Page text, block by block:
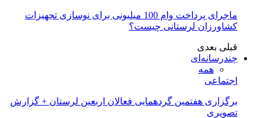
ماجرای پرداخت وام 100 میلیونی برای نوسازی تجهیزات
کشاورزان لرستانی چیست؟
قبلی بعدی
چندرسانه‌ای
همه
اجتماعی
برگزاری هفتمین گردهمایی فعالان اربعین لرستان + گزارش
تصویری